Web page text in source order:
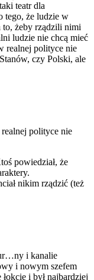
teatr dla
tego, że ludzie w
to, żeby rządzili nimi
ludzie nie chcą mieć
realnej polityce nie
czy Polski, ale
polityce nie
powiedział, że
nikim rządzić (też
i kanalie
i nowym szefem
i był najbardziej